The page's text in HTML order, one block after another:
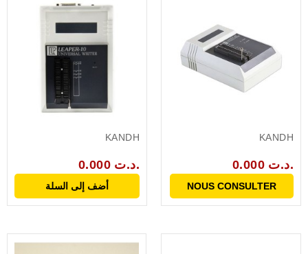
KANDH
0.000 د.ت.
أضف إلى السلة
KANDH
0.000 د.ت.
NOUS CONSULTER